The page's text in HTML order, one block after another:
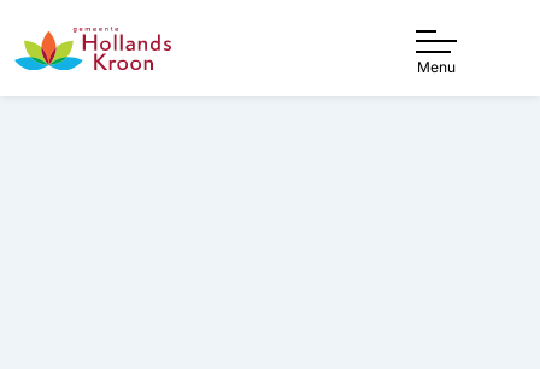
Menu